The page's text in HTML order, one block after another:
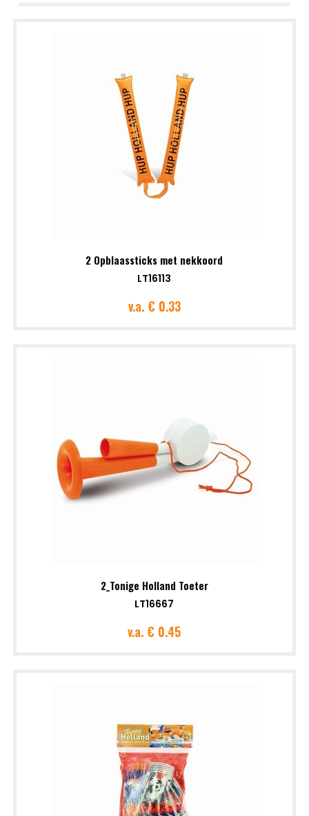
2 Opblaassticks met nekkoord
LT16113
v.a.€ 0.33
2_Tonige Holland Toeter
LT16667
v.a. € 0.45